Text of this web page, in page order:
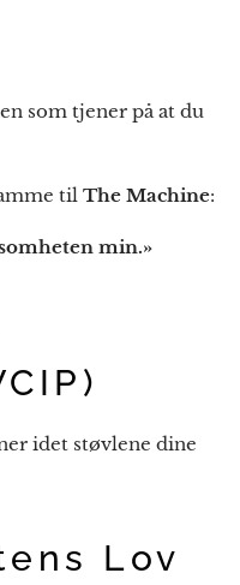
som tjener på at du
til The Machine:
min.»
idet støvlene dine
Lov